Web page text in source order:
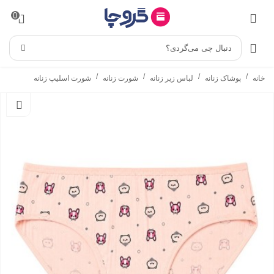
0
دنبال چی می‌گردی؟
خانه / پوشاک زنانه / لباس زیر زنانه / شورت زنانه / شورت اسلیپ زنانه